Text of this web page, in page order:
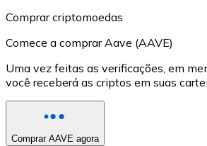
Comprar criptomoedas
Comece a comprar Aave (AAVE)
Uma vez feitas as verificações, em
você receberá as criptos em suas
Comprar AAVE agora